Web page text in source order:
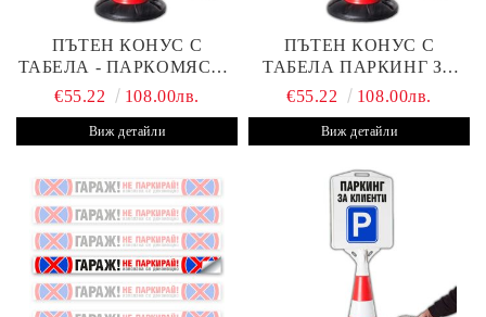
ПЪТЕН КОНУС С
ТАБЕЛА - ПАРКОМЯСТО
(С ВАШАТА ФИРМА)
€55.22 108.00лв.
Виж детайли
ПЪТЕН КОНУС С
ТАБЕЛА ПАРКИНГ ЗА
КЛИЕНТИ С ВАШ ТЕКСТ
€55.22 108.00лв.
Виж детайли